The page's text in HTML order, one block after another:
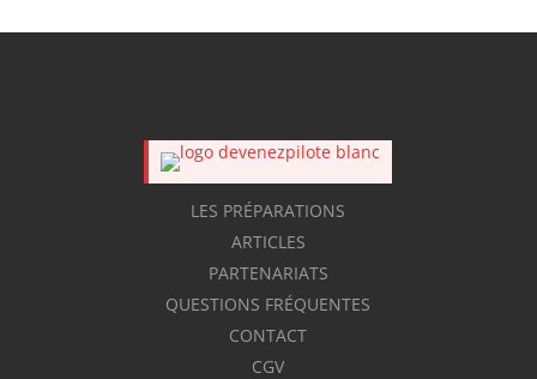
LES PRÉPARATIONS
ARTICLES
PARTENARIATS
QUESTIONS FRÉQUENTES
CONTACT
CGV